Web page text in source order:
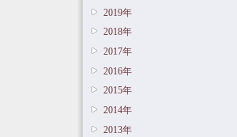
2019年
2018年
2017年
2016年
2015年
2014年
2013年